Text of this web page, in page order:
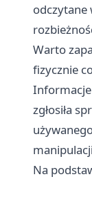
odczytane
Warto
fizycznie
zgłosiła
Na